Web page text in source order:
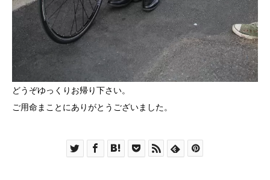
どうぞゆっくりお帰り下さい。
ご用命まことにありがとうございました。